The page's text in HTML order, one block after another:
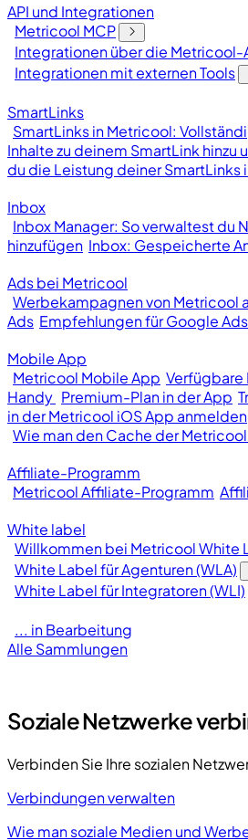
API und Integrationen
Metricool MCP
Integrationen über die Metricool-
Integrationen mit externen Tools
SmartLinks
SmartLinks in Metricool:
Inhalte zu deinem SmartLink hinzu
du die Leistung deiner SmartLinks
Inbox
Inbox Manager: So verwaltest du
hinzufügen Inbox: Gespeicherte
Ads bei Metricool
Werbekampagnen von Metricool
Ads Empfehlungen für Google Ads
Mobile App
Metricool Mobile App Verfügbare
Handy Premium-Plan in der App
in der Metricool iOS App anmelden
Wie man den Cache der
Affiliate-Programm
Metricool Affiliate-Programm
White label
Willkommen bei Metricool White
White Label für Agenturen (WLA)
White Label für Integratoren (WLI)
... in Bearbeitung
Alle Sammlungen
Soziale Netzwerke
Verbinden Sie Ihre sozialen
Verbindungen verwalten
Wie man soziale Medien und